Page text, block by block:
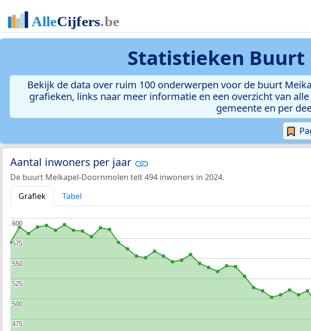
Statistieken Buurt
Bekijk de data over ruim 100 onderwerpen voor de buurt
grafieken, links naar meer informatie en een overzicht van
gemeente en per
Aantal inwoners per jaar
De buurt Meikapel-Doornmolen telt 494 inwoners in 2024.
Grafiek
Tabel
475
475
500
500
525
525
550
550
575
575
600
600